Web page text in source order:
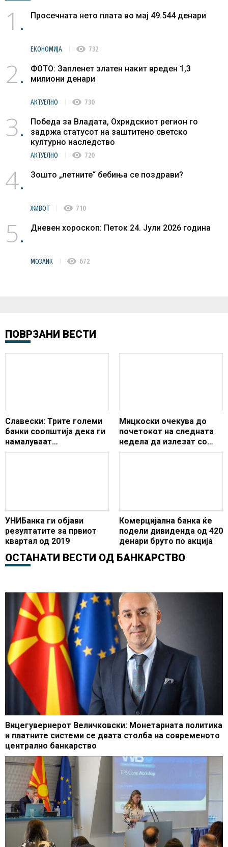
1 Просечната нето плата во мај 49.544 денари
ЕКОНОМИЈА visibility 732
2
ФОТО: Запленет златен накит вреден 1,3
милиони денари
АКТУЕЛНО visibility 730
3
Победа за Владата, Охридскиот регион го
задржа статусот на заштитено светско
културно наследство
АКТУЕЛНО visibility 720
4 Зошто „летните“ бебиња се поздрави?
ЖИВОТ visibility 710
5 Дневен хороскоп: Петок 24. Јули 2026 година
МОЗАИК visibility 672
ПОВРЗАНИ ВЕСТИ
Славески: Трите големи
банки соопштија дека ги
намалуваат
надоместоците за
Мицкоски очекува до
почетокот на следната
недела да излезат со
конечна позиција за
УНИБанка ги објави
резултатите за првиот
квартал од 2019
Комерцијална банка ќе
подели дивиденда од 420
денари бруто по акција
ОСТАНАТИ ВЕСТИ ОД БАНКАРСТВО
Вицегувернерот Величковски: Монетарната политика
и платните системи се двата столба на современото
централно банкарство